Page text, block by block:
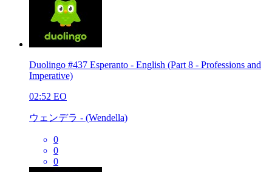
Duolingo #437 Esperanto - English (Part 8 - Professions and
Imperative)
02:52 EO
ウェンデラ - (Wendella)
0
0
0